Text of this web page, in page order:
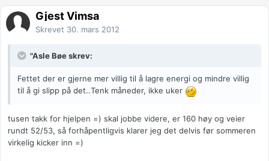
Gjest Vimsa
Skrevet 30. mars 2012
"Asle Bøe skrev:
Fettet der er gjerne mer villig til å lagre energi og mindre villig
til å gi slipp på det..Tenk måneder, ikke uker
tusen takk for hjelpen =) skal jobbe videre, er 160 høy og veier
rundt 52/53, så forhåpentligvis klarer jeg det delvis før sommeren
virkelig kicker inn =)